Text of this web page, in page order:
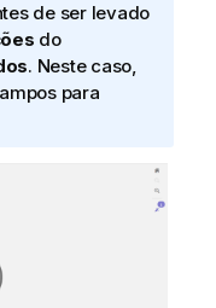
de ser levado
do
. Neste caso,
para